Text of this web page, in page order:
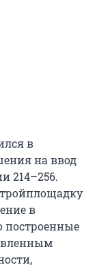
в
на ввод
214–256.
в
построенные